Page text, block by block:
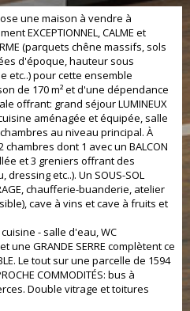
une maison à vendre à
EXCEPTIONNEL, CALME et
(parquets chêne massifs, sols
d'époque, hauteur sous
etc..) pour cette ensemble
de 170 m² et d'une dépendance
offrant: grand séjour LUMINEUX
aménagée et équipée, salle
au niveau principal. À
dont 1 avec un BALCON
et 3 greniers offrant des
etc..). Un SOUS-SOL
chaufferie-buanderie, atelier
cave à vins et cave à fruits et
- salle d'eau, WC
GRANDE SERRE complètent ce
Le tout sur une parcelle de 1594
COMMODITÉS: bus à
Double vitrage et toitures